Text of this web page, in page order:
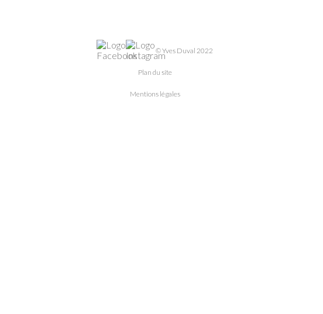
© Yves Duval 2022
Plan du site
Mentions légales